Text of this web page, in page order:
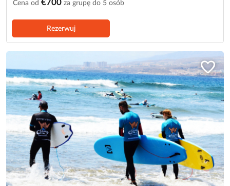
Cena od €700 za grupę do 5 osób
Rezerwuj
favorite